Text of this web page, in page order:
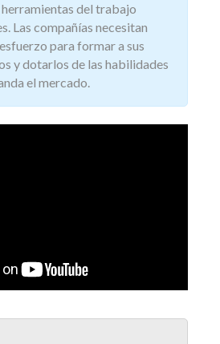
del trabajo
Las compañías necesitan
para formar a sus
y dotarlos de las habilidades
el mercado.